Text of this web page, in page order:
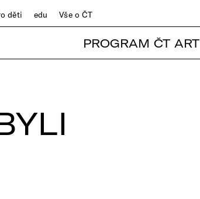
děti edu Vše o ČT
PROGRAM ČT ART